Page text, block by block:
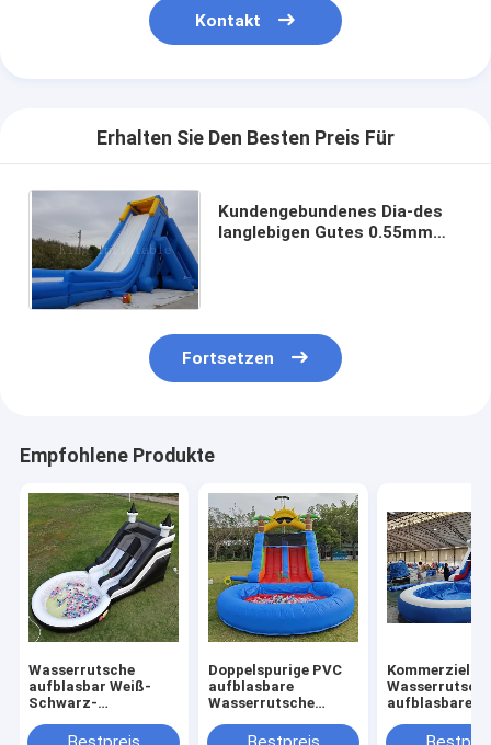
Kontakt
Erhalten Sie Den Besten Preis Für
Kundengebundenes Dia-des
langlebigen Gutes 0.55mm
Fortsetzen
Empfohlene Produkte
Wasserrutsche
aufblasbar Weiß-
Schwarz-
Kinderrutsche mit
Doppelspurige PVC
aufblasbare
Wasserrutsche
Pool Hindernis
Kommerzielle
aufblasbare
Nasse